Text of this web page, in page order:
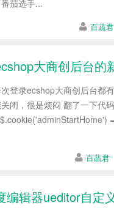
番茄选手...
百蔬君
大商创后台的
登录ecshop大商创后台都
闭，很是烦闷 翻了一下代
百蔬君
编辑器ueditor自